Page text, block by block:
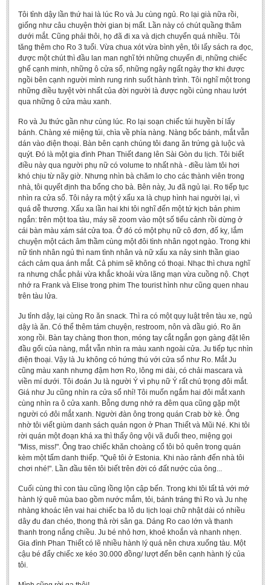
Tôi tỉnh dậy lần thứ hai là lúc Ro và Ju cùng ngủ. Ro lại già nữa rồi,
giống như câu chuyện thời gian bị mất. Lần này có chút quầng thâm
dưới mắt. Cũng phải thôi, họ đã đi xa và dịch chuyển quá nhiều. Tôi
tăng thêm cho Ro 3 tuổi. Vừa chua xót vừa bình yên, tôi lấy sách ra đọc,
được một chút thì đầu lan man nghĩ tới những chuyến đi, những chiếc
ghế cạnh minh, những ô cửa sổ, những ngây ngất ngày thơ khi được
ngồi bên cạnh người mình rung rinh suốt hành trình. Tôi nghĩ một trong
những điều tuyệt vời nhất của đời người là được ngồi cùng nhau lướt
qua những ô cửa màu xanh.
Ro và Ju thức gần như cùng lúc. Ro lại soạn chiếc túi huyền bí lấy
bánh. Chàng xé miệng túi, chìa về phía nàng. Nàng bốc bánh, mắt vẫn
dán vào điện thoại. Bàn bên cạnh chúng tôi đang ăn trứng gà luộc và
quýt. Đó là một gia đình Phan Thiết đang lên Sài Gòn du lịch. Tôi biết
điều này qua người phụ nữ có volume to nhất nhà - điều làm tôi hơi
khó chịu từ nãy giờ. Nhưng nhìn bà chăm lo cho các thành viên trong
nhà, tôi quyết định tha bổng cho bà. Bên này, Ju đã ngủ lại. Ro tiếp tục
nhìn ra cửa sổ. Tôi nảy ra một ý xấu xa là chụp hình hai người lại, vì
quá dễ thương. Xấu xa lần hai khi tôi nghĩ đến một tứ kịch bản phim
ngắn: trên một toa tàu, máy sẽ zoom vào một số tiểu cảnh rồi dừng ở
cái bàn màu xám sát cửa toa. Ở đó có một phụ nữ cô đơn, đố kỵ, lắm
chuyện một cách âm thầm cùng một đôi tình nhân ngọt ngào. Trong khi
nữ tình nhân ngủ thì nam tình nhân và nữ xấu xa nảy sinh thần giao
cách cảm qua ánh mắt. Cả phim sẽ không có thoại. Nhạc thì chưa nghĩ
ra nhưng chắc phải vừa khắc khoải vừa lãng mạn vừa cuồng nộ. Chợt
nhớ ra Frank và Elise trong phim The tourist hình như cũng quen nhau
trên tàu lửa.
Ju tỉnh dậy, lại cùng Ro ăn snack. Thì ra có một quy luật trên tàu xe, ngủ
dậy là ăn. Có thể thêm tám chuyện, restroom, nôn và dầu gió. Ro ăn
xong rồi. Bàn tay chàng thon thon, móng tay cắt ngắn gọn gàng đặt lên
đầu gối của nàng, mắt vẫn nhìn ra màu xanh ngoài cửa. Ju tiếp tục nhìn
điện thoại. Vậy là Ju không có hứng thú với cửa sổ như Ro. Mắt Ju
cũng màu xanh nhưng đậm hơn Ro, lông mi dài, có chải mascara và
viền mí dưới. Tôi đoán Ju là người Ý vì phụ nữ Ý rất chú trọng đôi mắt.
Giá như Ju cũng nhìn ra cửa sổ nhỉ! Tôi muốn ngắm hai đôi mắt xanh
cùng nhìn ra ô cửa xanh. Bỗng dưng nhớ ra đêm qua cũng gặp một
người có đôi mắt xanh. Người đàn ông trong quán Crab bờ kè. Ông
nhờ tôi viết giùm danh sách quán ngon ở Phan Thiết và Mũi Né. Khi tôi
rời quán một đoạn khá xa thì thấy ông vội vã đuổi theo, miệng gọi
"Miss, miss!". Ông trao chiếc khăn choàng cổ tôi bỏ quên trong quán
kèm một tấm danh thiếp. "Quê tôi ở Estonia. Khi nào rảnh đến nhà tôi
chơi nhé!". Lần đầu tiên tôi biết trên đời có đất nước của ông...
Cuối cùng thì con tàu cũng lồng lộn cập bến. Trong khi tôi tất tả với mớ
hành lý quê mùa bao gồm nước mắm, tỏi, bánh tráng thì Ro và Ju nhẹ
nhàng khoác lên vai hai chiếc ba lô du lịch loại chữ nhật dài có nhiều
dây đu đan chéo, thong thả rời sân ga. Dáng Ro cao lớn và thanh
thanh trong nắng chiều. Ju bé nhỏ hơn, khoẻ khoắn và nhanh nhẹn.
Gia đình Phan Thiết có lẽ nhiều hành lý quá nên chưa xuống tàu. Một
cậu bé đẩy chiếc xe kéo 30.000 đồng/ lượt đến bên cạnh hành lý của
tôi.